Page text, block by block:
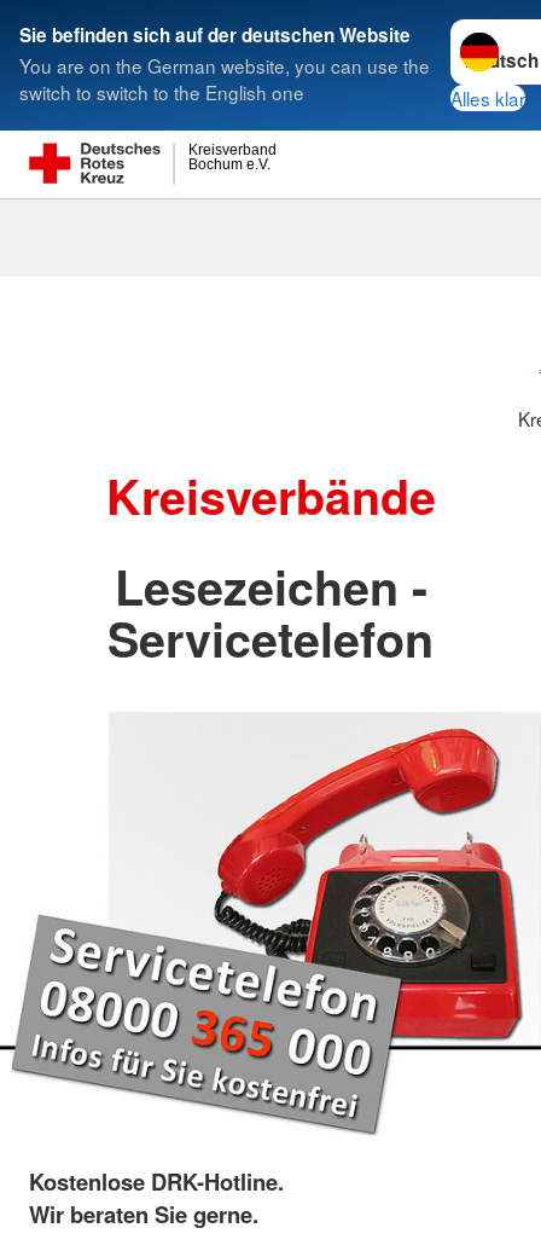
Sie befinden sich auf der deutschen Website
You are on the German website, you can use the
switch to switch to the English one
Sprache
Alles klar
Bochum e.V.
Kreisverband
Suche
Kreisverbände
Lesezeichen -
Servicetelefon
Kostenlose DRK-Hotline.
Wir beraten Sie gerne.